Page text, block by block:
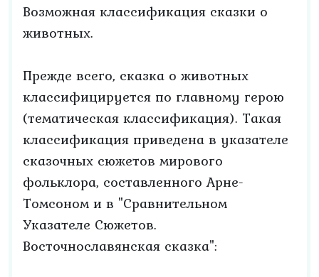
Возможная классификация сказки о
животных.
Прежде всего, сказка о животных
классифицируется по главному герою
(тематическая классификация). Такая
классификация приведена в указателе
сказочных сюжетов мирового
фольклора, составленного Арне-
Томсоном и в "Сравнительном
Указателе Сюжетов.
Восточнославянская сказка":